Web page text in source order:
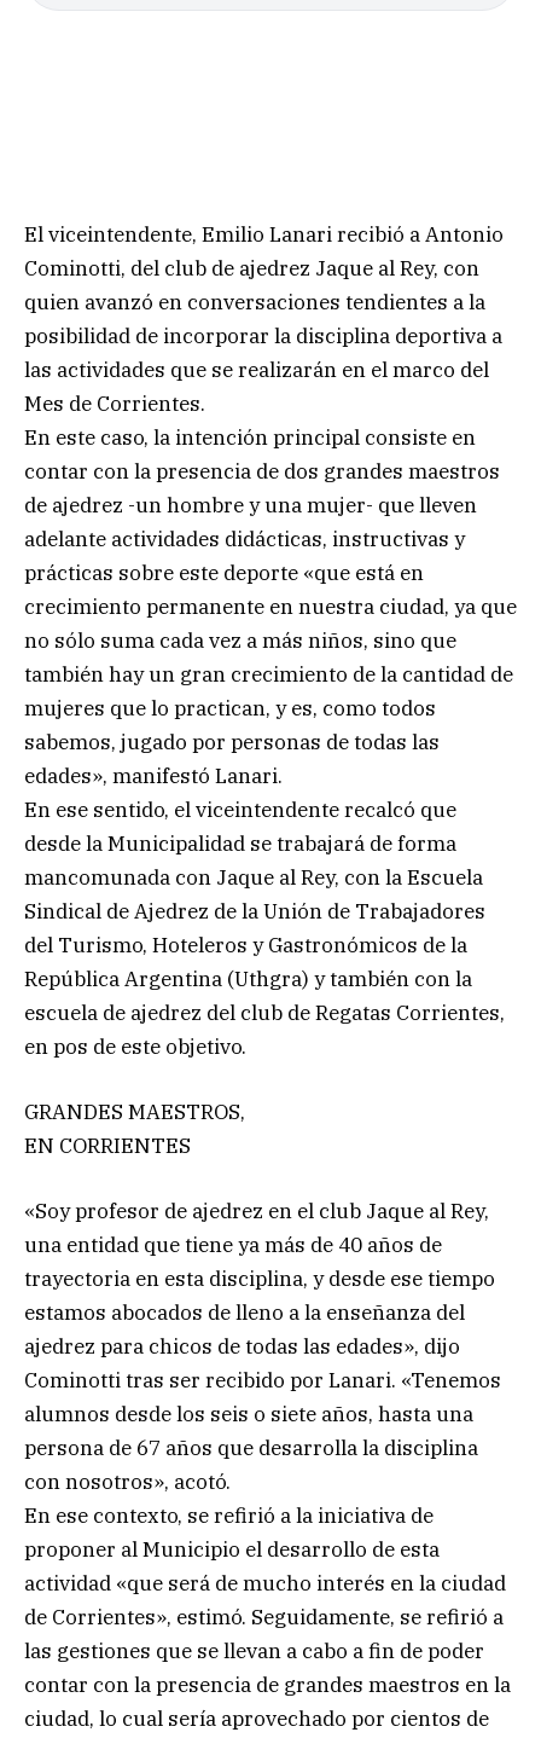
El viceintendente, Emilio Lanari recibió a Antonio
Cominotti, del club de ajedrez Jaque al Rey, con
quien avanzó en conversaciones tendientes a la
posibilidad de incorporar la disciplina deportiva a
las actividades que se realizarán en el marco del
Mes de Corrientes.
En este caso, la intención principal consiste en
contar con la presencia de dos grandes maestros
de ajedrez -un hombre y una mujer- que lleven
adelante actividades didácticas, instructivas y
prácticas sobre este deporte «que está en
crecimiento permanente en nuestra ciudad, ya que
no sólo suma cada vez a más niños, sino que
también hay un gran crecimiento de la cantidad de
mujeres que lo practican, y es, como todos
sabemos, jugado por personas de todas las
edades», manifestó Lanari.
En ese sentido, el viceintendente recalcó que
desde la Municipalidad se trabajará de forma
mancomunada con Jaque al Rey, con la Escuela
Sindical de Ajedrez de la Unión de Trabajadores
del Turismo, Hoteleros y Gastronómicos de la
República Argentina (Uthgra) y también con la
escuela de ajedrez del club de Regatas Corrientes,
en pos de este objetivo.
GRANDES MAESTROS,
EN CORRIENTES
«Soy profesor de ajedrez en el club Jaque al Rey,
una entidad que tiene ya más de 40 años de
trayectoria en esta disciplina, y desde ese tiempo
estamos abocados de lleno a la enseñanza del
ajedrez para chicos de todas las edades», dijo
Cominotti tras ser recibido por Lanari. «Tenemos
alumnos desde los seis o siete años, hasta una
persona de 67 años que desarrolla la disciplina
con nosotros», acotó.
En ese contexto, se refirió a la iniciativa de
proponer al Municipio el desarrollo de esta
actividad «que será de mucho interés en la ciudad
de Corrientes», estimó. Seguidamente, se refirió a
las gestiones que se llevan a cabo a fin de poder
contar con la presencia de grandes maestros en la
ciudad, lo cual sería aprovechado por cientos de